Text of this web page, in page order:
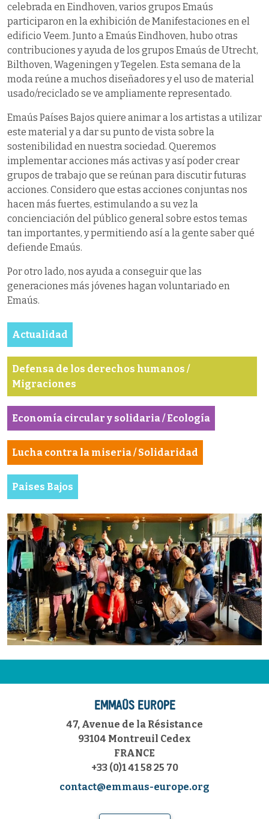
celebrada en Eindhoven, varios grupos Emaús
participaron en la exhibición de Manifestaciones en el
edificio Veem. Junto a Emaús Eindhoven, hubo otras
contribuciones y ayuda de los grupos Emaús de Utrecht,
Bilthoven, Wageningen y Tegelen. Esta semana de la
moda reúne a muchos diseñadores y el uso de material
usado/reciclado se ve ampliamente representado.
Emaús Países Bajos quiere animar a los artistas a utilizar
este material y a dar su punto de vista sobre la
sostenibilidad en nuestra sociedad. Queremos
implementar acciones más activas y así poder crear
grupos de trabajo que se reúnan para discutir futuras
acciones. Considero que estas acciones conjuntas nos
hacen más fuertes, estimulando a su vez la
concienciación del público general sobre estos temas
tan importantes, y permitiendo así a la gente saber qué
defiende Emaús.
Por otro lado, nos ayuda a conseguir que las
generaciones más jóvenes hagan voluntariado en
Emaús.
Actualidad
Defensa de los derechos humanos /
Migraciones
Economía circular y solidaria / Ecología
Lucha contra la miseria / Solidaridad
Paises Bajos
EMMAÜS EUROPE
47, Avenue de la Résistance
93104 Montreuil Cedex
FRANCE
+33 (0)1 41 58 25 70
contact@emmaus-europe.org